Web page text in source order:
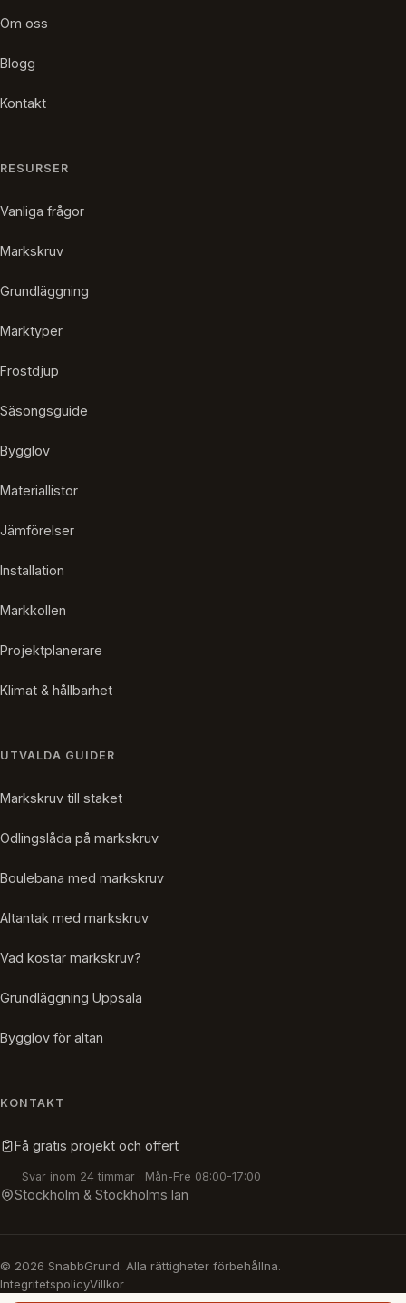
Om oss
Blogg
Kontakt
RESURSER
Vanliga frågor
Markskruv
Grundläggning
Marktyper
Frostdjup
Säsongsguide
Bygglov
Materiallistor
Jämförelser
Installation
Markkollen
Projektplanerare
Klimat & hållbarhet
UTVALDA GUIDER
Markskruv till staket
Odlingslåda på markskruv
Boulebana med markskruv
Altantak med markskruv
Vad kostar markskruv?
Grundläggning Uppsala
Bygglov för altan
KONTAKT
Få gratis projekt och offert
Svar inom 24 timmar · Mån-Fre 08:00-17:00
Stockholm & Stockholms län
© 2026 SnabbGrund. Alla rättigheter förbehållna.
IntegritetspolicyVillkor